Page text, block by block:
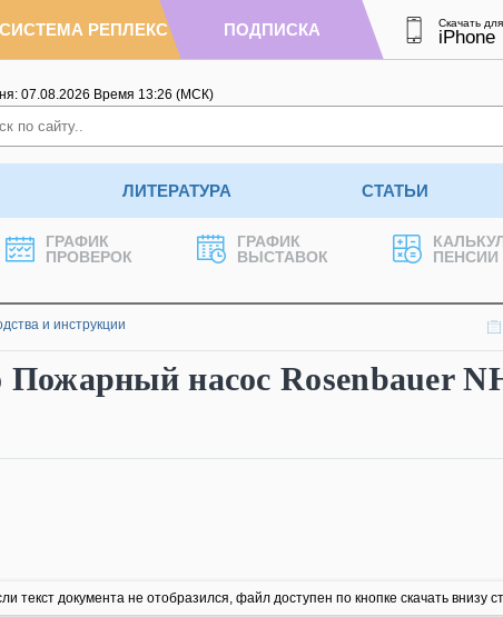
СИСТЕМА РЕПЛЕКС ПОДПИСКА Скачать для
iPhone
07.08.2026 Время 13:26 (МСК)
ЛИТЕРАТУРА СТАТЬИ
ГРАФИК
ПРОВЕРОК
ГРАФИК
ВЫСТАВОК
ПЕНСИИ
и инструкции
Пожарный насос Rosenbauer
текст документа не отобразился, файл доступен по кнопке скачать внизу